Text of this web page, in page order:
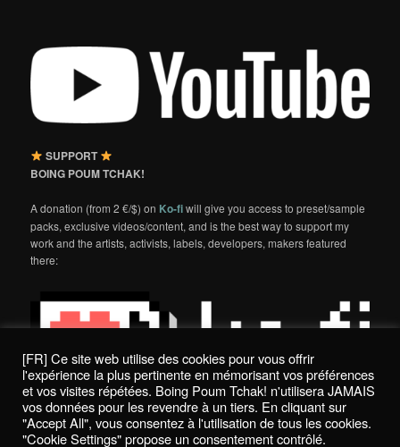
SUPPORT
BOING POUM TCHAK!
A donation (from 2 €/$) on Ko-fiwill give you access to preset/sample
packs, exclusive videos/content, and is the best way to support my
work and the artists, activists, labels, developers, makers featured
there:
Politique de confidentialité / Privacy Policy
[FR] Ce site web utilise des cookies pour vous offrir
l'expérience la plus pertinente en mémorisant vos préférences
et vos visites répétées. Boing Poum Tchak! n'utilisera JAMAIS
vos données pour les revendre à un tiers. En cliquant sur
"Accept All", vous consentez à l'utilisation de tous les cookies.
"Cookie Settings" propose un consentement contrôlé.